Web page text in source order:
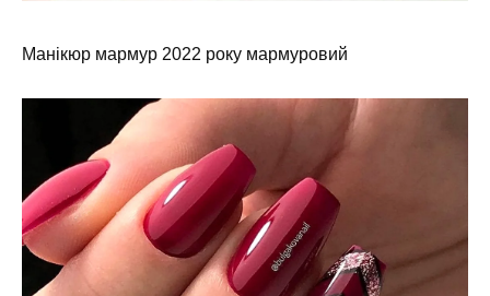
Манікюр мармур 2022 року мармуровий